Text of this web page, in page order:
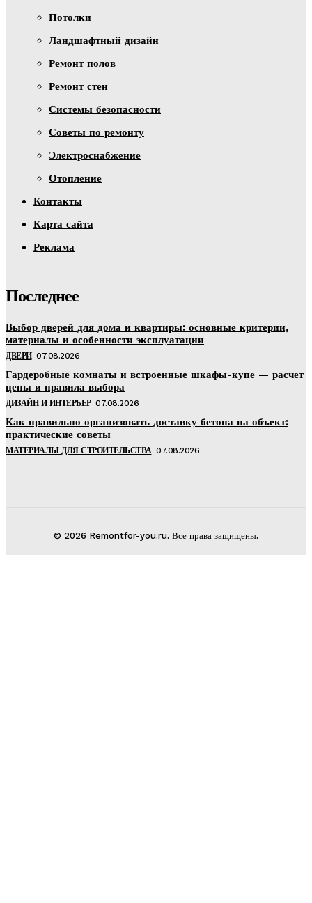
Потолки
Ландшафтный дизайн
Ремонт полов
Ремонт стен
Системы безопасности
Советы по ремонту
Электроснабжение
Отопление
Контакты
Карта сайта
Реклама
Последнее
Выбор дверей для дома и квартиры: основные критерии,
материалы и особенности эксплуатации
ДВЕРИ 07.08.2026
Гардеробные комнаты и встроенные шкафы-купе — расчет
цены и правила выбора
ДИЗАЙН И ИНТЕРЬЕР 07.08.2026
Как правильно организовать доставку бетона на объект:
практические советы
МАТЕРИАЛЫ ДЛЯ СТРОИТЕЛЬСТВА 07.08.2026
© 2026 Remontfor-you.ru. Все права защищены.